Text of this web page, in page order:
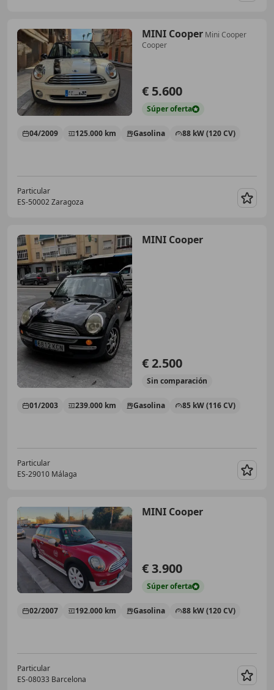
MINI Cooper Mini Cooper
Cooper
€ 5.600
Súperoferta
04/2009 125.000 km Gasolina 88 kW (120 CV)
Particular
ES-50002 Zaragoza
MINI Cooper
€ 2.500
Sin comparación
01/2003 239.000 km Gasolina 85 kW (116 CV)
Particular
ES-29010 Málaga
MINI Cooper
€ 3.900
Súperoferta
02/2007 192.000 km Gasolina 88 kW (120 CV)
Particular
ES-08033 Barcelona